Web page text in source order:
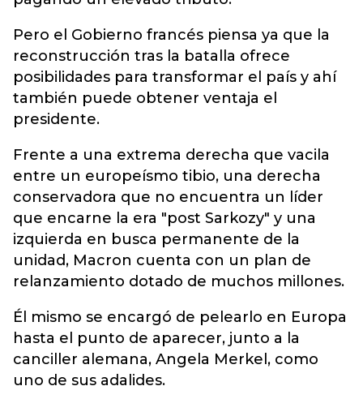
Pero el Gobierno francés piensa ya que la
reconstrucción tras la batalla ofrece
posibilidades para transformar el país y ahí
también puede obtener ventaja el
presidente.
Frente a una extrema derecha que vacila
entre un europeísmo tibio, una derecha
conservadora que no encuentra un líder
que encarne la era "post Sarkozy" y una
izquierda en busca permanente de la
unidad, Macron cuenta con un plan de
relanzamiento dotado de muchos millones.
Él mismo se encargó de pelearlo en Europa
hasta el punto de aparecer, junto a la
canciller alemana, Angela Merkel, como
uno de sus adalides.